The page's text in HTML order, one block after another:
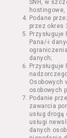
wzięcia
na
§ 2
SNH, w
Podane
przez okres
Przysługuje
Pana/-i
danych;
Osobowych
osobowych
Podanie
zawarcia
usług
usługi
danych